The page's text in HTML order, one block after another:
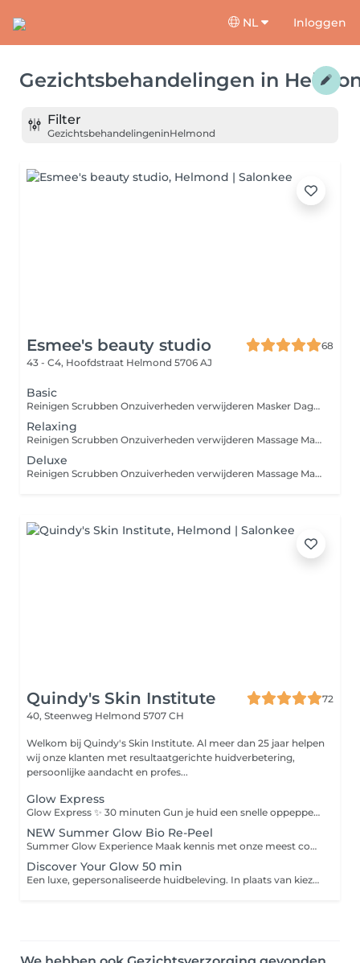
NL Inloggen
Gezichtsbehandelingen in
Filter
GezichtsbehandelingeninHelmond
Esmee's beauty studio
68
43 - C4, Hoofdstraat Helmond 5706 AJ
Basic
Reinigen Scrubben Onzuiverheden verwijderen Masker Dagcreme Deelbehandelingen zoals epileren, verven, peelings of bindweefselmassage zijn bij te boeken.
Relaxing
Reinigen Scrubben Onzuiverheden verwijderen Massage Masker Dagcreme Deelbehandelingen zoals epileren, verven, peelings of bindweefselmassage zijn bij te boeken.
Deluxe
Reinigen Scrubben Onzuiverheden verwijderen Massage Masker Dagcreme Deelbehandelingen zoals epileren, verven, peelings of bindweefselmassage zijn bij te boeken.
Quindy's Skin Institute
72
40, Steenweg Helmond 5707 CH
Welkom bij Quindy's Skin Institute. Al meer dan 25 jaar helpen
wij onze klanten met resultaatgerichte huidverbetering,
persoonlijke aandacht en profes...
Glow Express
Glow Express ✨ 30 minuten Gun je huid een snelle oppepper met de Glow Express. Deze behandeling is ideaal als onderhoud, voor een speciale gelegenheid of wanneer je huid behoefte heeft aan een frisse boost. De behandeling bestaat uit: Dieptereiniging Milde peeling Verzorgend masker Beauty Angel lichtbehandeling Afsluitende verzorging Na afloop voelt je huid fris, verzorgd en straalt ze met een gezonde glow. Glow Express Deluxe ✨ 45 minuten De Glow Express Deluxe biedt alles van de Glow Express, aangevuld met een intensieve bindweefselmassage voor extra aandacht en huidverbetering. Deze massage stimuleert de doorbloeding, ondersteunt de huidstructuur en geeft de huid een frisse, stevige uitstraling. De behandeling bestaat uit: Dieptereiniging Milde peeling Bindweefselmassage Verzorgend masker Beauty Angel lichtbehandeling Afsluitende verzorging Een complete boost voor de huid, waarbij ontspanning en huidverbetering samenkomen voor een gezonde, stralende uitstraling.
NEW Summer Glow Bio Re-Peel
Summer Glow Experience Maak kennis met onze meest complete zomerbehandeling voor een frisse, stevige en stralende huid. Tijdens de Summer Glow Experience combineren we de huidvernieuwende werking van BioRePeel met een intensieve bindweefselmassage onze cooling globes en een ontspannend LED-lichtmasker. Deze krachtige combinatie stimuleert de huidvernieuwing, activeert de doorbloeding, ondersteunt de collageenaanmaak en zorgt voor een gezonde, natuurlijke glow. Afgestemd op jouw huidtype werken we met de hoogwaardige producten van LABAREAU of Natura Bissé voor een optimaal resultaat. Resultaat: Direct een frisse en stralende uitstraling Verfijnde huidstructuur en poriën Meer stevigheid en elasticiteit Intensieve hydratatie en herstel Een gezonde summer glow zonder downtime De perfecte behandeling voor wie zichtbaar resultaat én een moment van luxe wil ervaren.
Discover Your Glow 50 min
Een luxe, gepersonaliseerde huidbeleving. In plaats van kiezen uit losse behandelingen, kies je bij ons alleen jouw behandeltijd. Wij stemmen elke behandeling volledig af op wat jouw huid op dat moment nodig heeft. Jij ontspant. Wij creëren jouw perfecte glow.